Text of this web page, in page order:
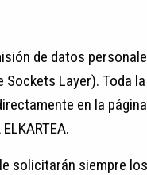
de datos
Sockets Layer).
en la
solicitarán siempre